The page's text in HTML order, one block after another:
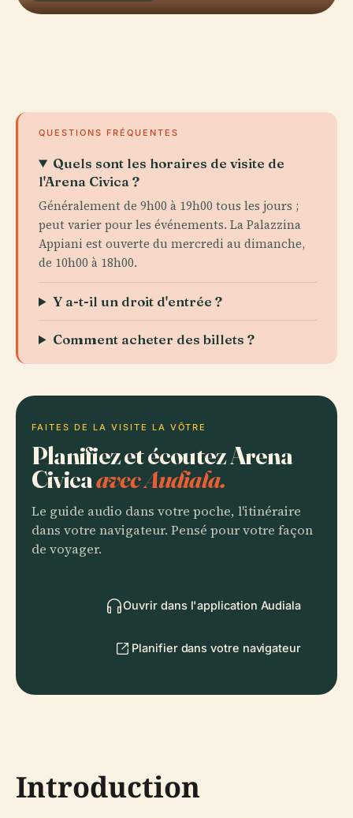
QUESTIONS FRÉQUENTES
Quels sont les horaires de visite de
l'Arena Civica ?
Généralement de 9h00 à 19h00 tous les jours ;
peut varier pour les événements. La Palazzina
Appiani est ouverte du mercredi au dimanche,
de 10h00 à 18h00.
Y a-t-il un droit d'entrée ?
Comment acheter des billets ?
FAITES DE LA VISITE LA VÔTRE
Planifiez et écoutez Arena
Civicaavec Audiala.
Le guide audio dans votre poche, l'itinéraire
dans votre navigateur. Pensé pour votre façon
de voyager.
Ouvrir dans l'application Audiala
Planifier dans votre navigateur
Introduction